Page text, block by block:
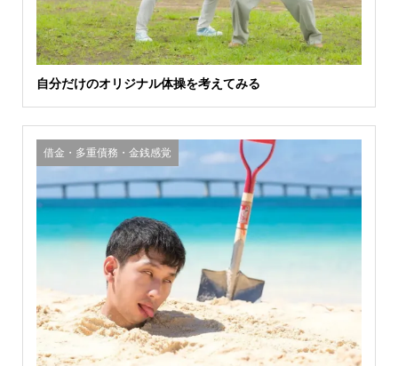
自分だけのオリジナル体操を考えてみる
借金・多重債務・金銭感覚